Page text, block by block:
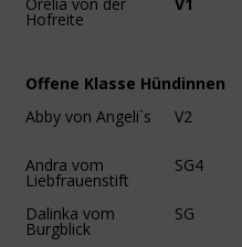
Hofreite
Offene Klasse Hündinnen
Abby von Angeli`s
V2
Andra vom
Liebfrauenstift
SG4
Dalinka vom
Burgblick
SG